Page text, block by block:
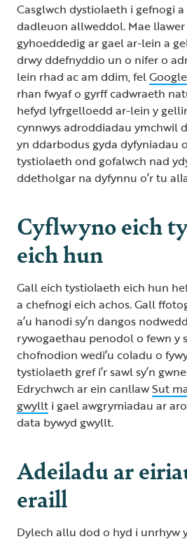
Casglwch dystiolaeth i gefnogi
dadleuon allweddol. Mae
gyhoeddedig ar gael ar-lein a
drwy ddefnyddio un o nifer o
lein rhad ac am ddim, fel
rhan fwyaf o gyrff cadwraeth
hefyd lyfrgelloedd ar-lein y
cynnwys adroddiadau ymchwil
yn ddarbodus gyda dyfyniadau
tystiolaeth ond gofalwch nad
ddetholgar na dyfynnu o’r tu
Cyflwyno eich
eich hun
Gall eich tystiolaeth eich hun
a chefnogi eich achos. Gall
a’u hanodi sy’n dangos
rywogaethau penodol o fewn y
chofnodion wedi’u coladu o
tystiolaeth gref i’r sawl sy’n
Edrychwch ar ein canllawSut
gwyllt i gael awgrymiadau ar
data bywyd gwyllt.
Adeiladu ar
eraill
Dylech allu dod o hyd i unrhyw